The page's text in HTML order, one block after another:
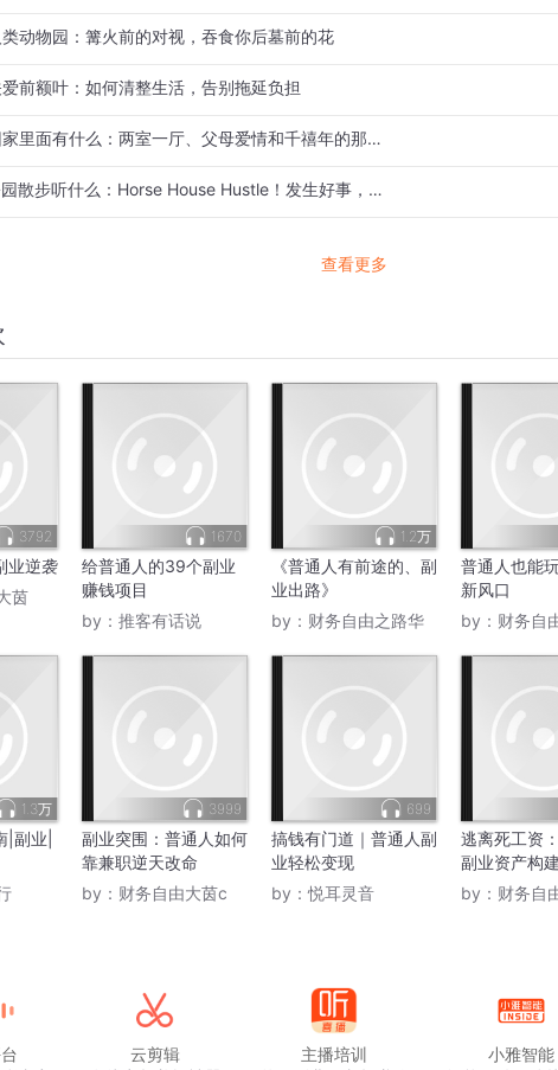
动物园：篝火前的对视，吞食你后墓前的花
前额叶：如何清整生活，告别拖延负担
088-旧家里面有什么：两室一厅、父母爱情和千禧年的那个下午
087-公园散步听什么：Horse House Hustle！发生好事，随时浩室！
查看更多
3792
业逆袭
茵
1670
给普通人的39个副业
赚钱项目
by： 推客有话说
1.2万
《普通人有前途的、副
业出路》
by： 财务自由之路华
普通人也能
新风口
by： 财务自
1.3万
|副业|
3999
副业突围：普通人如何
靠兼职逆天改命
by： 财务自由大茵c
699
搞钱有门道｜普通人副
业轻松变现
by：悦耳灵音
逃离死工资
副业资产构
by： 财务自
云剪辑
主播培训
小雅智能